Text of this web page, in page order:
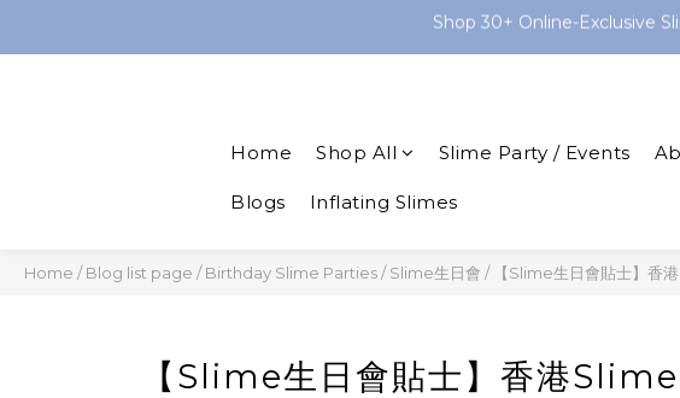
Shop 30+ Online-Exclusive
Book your on-site Slime Party
Shop 30+ Online-Exclusive
Home Shop All Slime Party / Events
Blogs Inflating Slimes
Home /Blog list page /Birthday Slime Parties / Slime生日會 / 【Slime生日會貼士】香
【Slime生日會貼士】香港